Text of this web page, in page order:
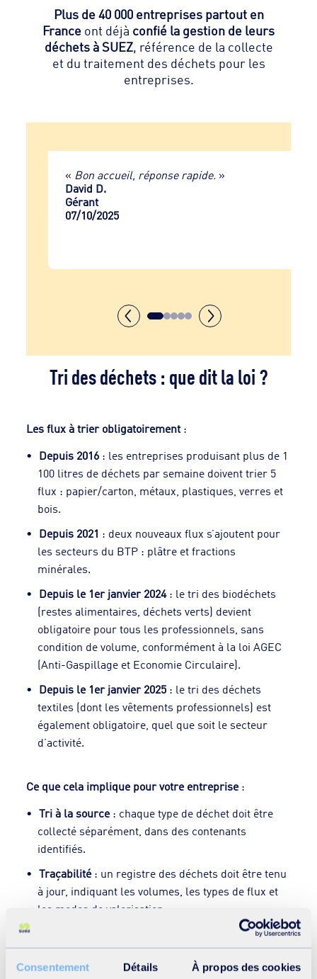
Consentement Détails À propos des cookies
Plus de 40 000 entreprises partout en
Franceont déjà confié la gestion de leurs
déchets à SUEZ, référence de la collecte
et du traitement des déchets pour les
entreprises.
« Bon accueil, réponse rapide. »
David D.
Gérant
07/10/2025
Tri des déchets : que dit la loi ?
Les flux à trier obligatoirement:
Depuis 2016 : les entreprises produisant plus de 1
100 litres de déchets par semaine doivent trier 5
flux : papier/carton, métaux, plastiques, verres et
bois.
Depuis 2021 : deux nouveaux flux s’ajoutent pour
les secteurs du BTP : plâtre et fractions
minérales.
Depuis le 1er janvier 2024: le tri des biodéchets
(restes alimentaires, déchets verts) devient
obligatoire pour tous les professionnels, sans
condition de volume, conformément à la loi AGEC
(Anti-Gaspillage et Economie Circulaire).
Depuis le 1er janvier 2025 : le tri des déchets
textiles (dont les vêtements professionnels) est
également obligatoire, quel que soit le secteur
d’activité.
Ce que cela implique pour votre entreprise:
Tri à la source: chaque type de déchet doit être
collecté séparément, dans des contenants
identifiés.
Traçabilité: un registre des déchets doit être tenu
à jour, indiquant les volumes, les types de flux et
les modes de valorisation.
: en cas de non-respect, des amendes
significatives peuvent être appliquées.